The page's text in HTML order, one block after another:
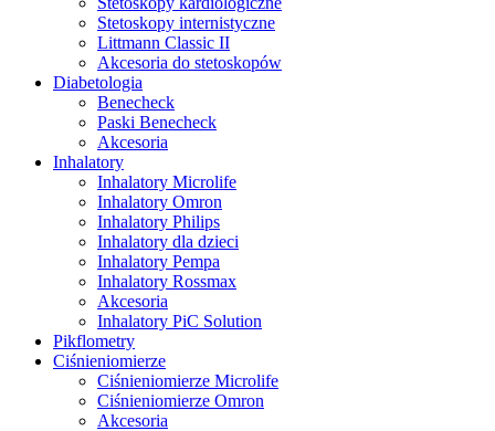
Stetoskopy internistyczne
Littmann Classic II
Akcesoria do stetoskopów
Diabetologia
Benecheck
Paski Benecheck
Akcesoria
Inhalatory
Inhalatory Microlife
Inhalatory Omron
Inhalatory Philips
Inhalatory dla dzieci
Inhalatory Pempa
Inhalatory Rossmax
Akcesoria
Inhalatory PiC Solution
Pikflometry
Ciśnieniomierze
Ciśnieniomierze Microlife
Ciśnieniomierze Omron
Akcesoria